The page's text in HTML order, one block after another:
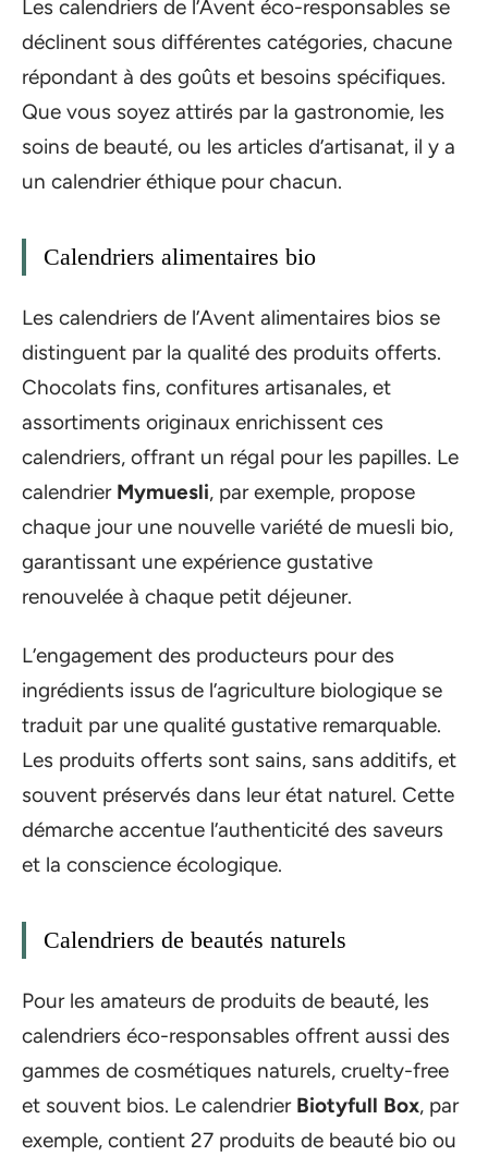
Les calendriers de l’Avent éco-responsables se
déclinent sous différentes catégories, chacune
répondant à des goûts et besoins spécifiques.
Que vous soyez attirés par la gastronomie, les
soins de beauté, ou les articles d’artisanat, il y a
un calendrier éthique pour chacun.
Calendriers alimentaires bio
Les calendriers de l’Avent alimentaires bios se
distinguent par la qualité des produits offerts.
Chocolats fins, confitures artisanales, et
assortiments originaux enrichissent ces
calendriers, offrant un régal pour les papilles. Le
calendrier Mymuesli, par exemple, propose
chaque jour une nouvelle variété de muesli bio,
garantissant une expérience gustative
renouvelée à chaque petit déjeuner.
L’engagement des producteurs pour des
ingrédients issus de l’agriculture biologique se
traduit par une qualité gustative remarquable.
Les produits offerts sont sains, sans additifs, et
souvent préservés dans leur état naturel. Cette
démarche accentue l’authenticité des saveurs
et la conscience écologique.
Calendriers de beautés naturels
Pour les amateurs de produits de beauté, les
calendriers éco-responsables offrent aussi des
gammes de cosmétiques naturels, cruelty-free
et souvent bios. Le calendrier Biotyfull Box, par
exemple, contient 27 produits de beauté bio ou